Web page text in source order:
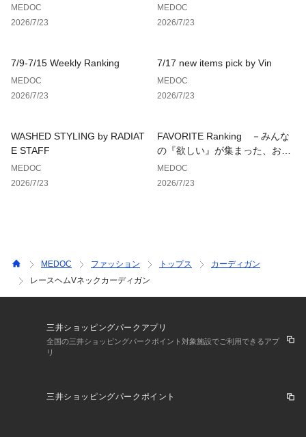
※軽く押し洗いをして下さい。
※濃色の物は摩擦により他の物に色が移ることがありますので
ご注意下さい。
MEDOC
2026/7/23
MEDOC
2026/7/23
7/9-7/15 Weekly Ranking
MEDOC
2026/7/23
7/17 new items pick by Vin
MEDOC
2026/7/23
WASHED STYLING by RADIAT
E STAFF
MEDOC
2026/7/23
FAVORITE Ranking －みんな
の『欲しい』が集まった、お気
に入り登録数ランキング－
MEDOC
2026/7/23
MEDOC ファッション トップス
カーディガン
レースヘムVネックカーディガン
三井ショッピングパークアプリ
全国の三井ショッピングパークポイント対象施設でご利用できるアプ
リ
三井ショッピングパークポイント